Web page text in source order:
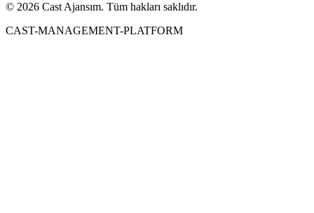
© 2026 Cast Ajansım. Tüm hakları saklıdır.
CAST-MANAGEMENT-PLATFORM